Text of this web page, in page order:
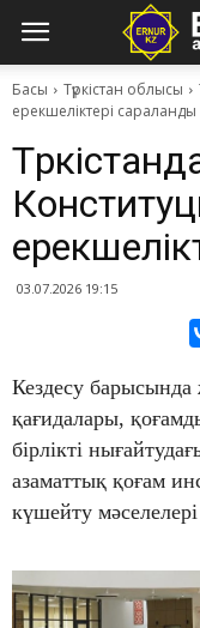
Басы Түркістан облысы
ерекшеліктері сараланды
03.07.2026 19:15
Кездесу барысында
қағидалары,
бірлікті
азаматтық қоғам
күшейту